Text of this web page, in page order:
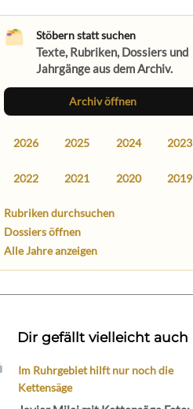
Stöbern statt suchen
Texte, Rubriken, Dossiers und
Jahrgänge aus dem Archiv.
Archiv öffnen
2026 2025 2024 2023
2022 2021 2020 2019
Rubriken durchsuchen
Dossiers öffnen
Alle Jahre anzeigen
Dir gefällt vielleicht auch
Im Ruhrgebiet hilft nur noch die
Kettensäge